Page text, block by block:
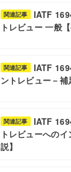
関連記事
IATF
トレビュー 一般
関連記事
IATF
ントレビュー－補
関連記事
IATF
トレビューへの
説】